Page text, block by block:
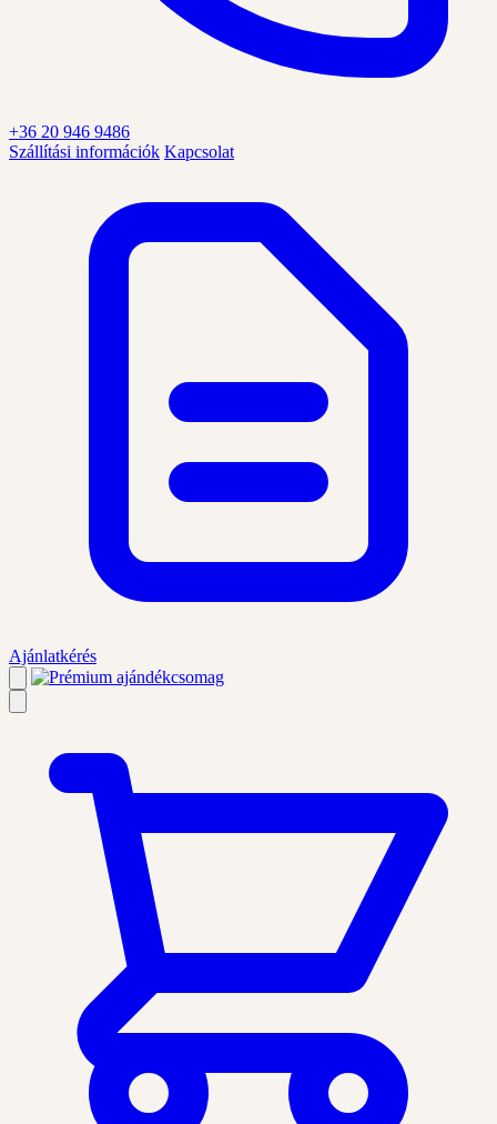
+36 20 946 9486
Szállítási információk Kapcsolat
Ajánlatkérés